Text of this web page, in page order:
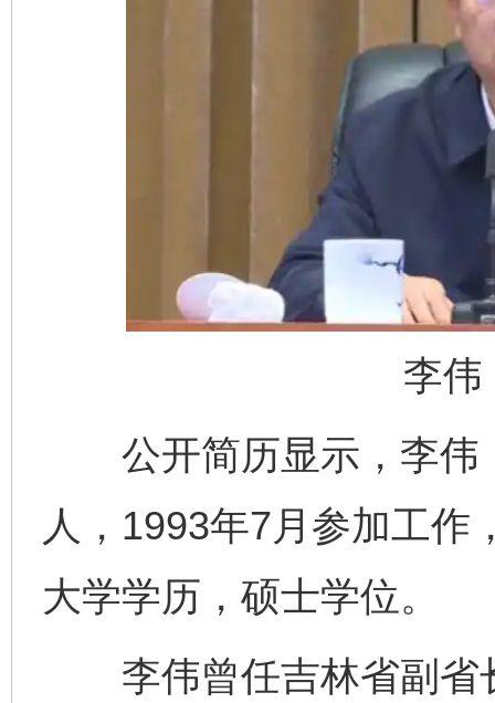
李伟
公开简历显示，李伟
人，1993年7月参加工作
大学学历，硕士学位。
李伟曾任吉林省副省